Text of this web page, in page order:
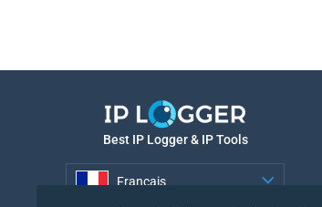
Best IP Logger & IP Tools
Français